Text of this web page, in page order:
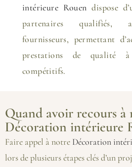
intérieure Rouen dispose
partenaires qualifiés,
fournisseurs, permettant
prestations de qualité
compétitifs.
Quand avoir recours à
Décoration intérieure
Faire appel à notre Décoration
lors de plusieurs étapes clés d’un